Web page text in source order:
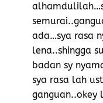
ada…sya rasa
lena..shingga
badan sy
sya rasa lah
ganguan..okey